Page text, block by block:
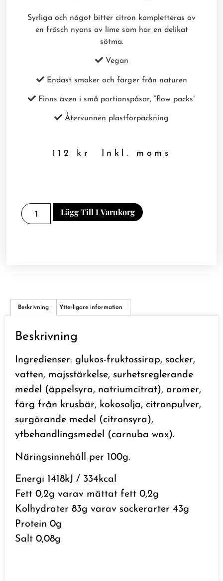
Syrliga och något bitter citron kompletteras av
en fräsch nyans av lime som har en delikat
sötma.
Vegan
Endast smaker och färger från naturen
Finns även i små portionspåsar, ”flow packs”
Återvunnen plastförpackning
112 kr Inkl. moms
Lägg Till I Varukorg
Beskrivning Ytterligare information
Beskrivning
Ingredienser: glukos-fruktossirap, socker,
vatten, majsstärkelse, surhetsreglerande
medel (äppelsyra, natriumcitrat), aromer,
färg från krusbär, kokosolja, citronpulver,
surgörande medel (citronsyra),
ytbehandlingsmedel (carnuba wax).
Näringsinnehåll per 100g.
Energi 1418kJ / 334kcal
Fett 0,2g varav mättat fett 0,2g
Kolhydrater 83g varav sockerarter 43g
Protein 0g
Salt 0,08g